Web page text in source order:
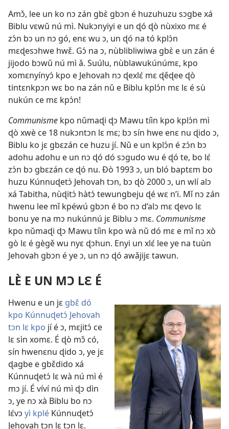
Amɔ̌, lee un ko nɔ zán gbɛ̀ gbɔn é huzuhuzu sɔgbe xá
Biblu vɛwǔ nú mì. Nukɔnyiyi e un ɖó ɖò nùxixo mɛ é
zɔ́n bɔ un nɔ gó, enɛ wu ɔ, un ɖó na tó kplɔ́n
mɛɖesɔhwe hwɛ̌. Gɔ́ na ɔ, nùblibliwiwa gbɛ̀ e un zán é
jijodo bɔwǔ nú mì ǎ. Suúlu, nùblawukúnúmɛ, kpo
xomɛnyínyɔ́ kpo e Jehovah nɔ ɖexlɛ́ mɛ ɖěɖee ɖò
tintɛnkpɔn wɛ bo na zán nǔ e Biblu kplɔ́n mɛ lɛ é sù
nukún ce mɛ kpɔ́n!
Communisme kpo nǔmaɖi ɖɔ Mawu tíìn kpo kplɔ́n mì
ɖò xwè ce 18 nukɔntɔn lɛ mɛ; bɔ sín hwe enɛ nu ɖido ɔ,
Biblu ko jɛ gbɛzán ce huzu jí. Nǔ e un kplɔ́n é zɔ́n bɔ
adohu adohu e un nɔ ɖó dó sɔgudo wu é ɖó te, bo lɛ́
zɔ́n bɔ gbɛzán ce ɖó nu. Ðò 1993 ɔ, un bló baptɛm bo
huzu Kúnnuɖetɔ́ Jehovah tɔn, bɔ ɖò 2000 ɔ, un wlí alɔ
xá Tabitha, nùɖitɔ́ hàtɔ́ tewungbeju ɖé wɛ n’i. Mǐ nɔ zán
hwenu lee mǐ kpéwú gbɔn é bo nɔ d’alɔ mɛ ɖevo lɛ
bonu ye na mɔ nukúnnú jɛ Biblu ɔ mɛ. Communisme
kpo nǔmaɖi ɖɔ Mawu tíìn kpo wà nǔ dó mɛ e mǐ nɔ xò
gò lɛ é gègě wu nyɛ ɖɔhun. Enyi un xlɛ́ lee ye na tuùn
Jehovah gbɔn é ye ɔ, un nɔ ɖó awǎjijɛ tawun.
LÈ E UN MƆ LƐ É
Hwenu e un jɛ gbɛ̌ dó
kpo Kúnnuɖetɔ́ Jehovah
tɔn lɛ kpo jí é ɔ, mɛjitɔ́ ce
lɛ sìn xomɛ. É ɖò mɔ̌ có,
sín hwenɛnu ɖido ɔ, ye jɛ
ɖagbe e gbɛ̌dido xá
Kúnnuɖetɔ́ lɛ wà nú mì é
mɔ jí. É víví nú mì ɖɔ dìn
ɔ, ye nɔ xà Biblu bo nɔ
lɛ́vɔ yì kplé Kúnnuɖetɔ́
Jehovah tɔn lɛ tɔn lɛ.